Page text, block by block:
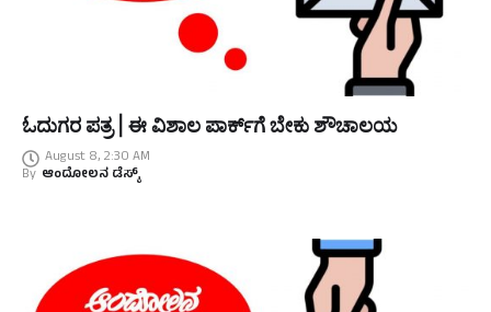
ಓದುಗರ ಪತ್ರ | ಈ ವಿಶಾಲ ಪಾರ್ಕ್‌ಗೆ ಬೇಕು ಶೌಚಾಲಯ
August 8, 2:30 AM
By ಆಂದೋಲನ ಡೆಸ್ಕ್